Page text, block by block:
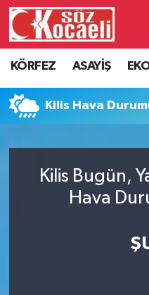
KÖRFEZ ASAYİŞ
Kilis Hava
Kilis Bugün,
Hava
Kocaeli Hava
Kocaeli Namaz
Süper Lig Puan